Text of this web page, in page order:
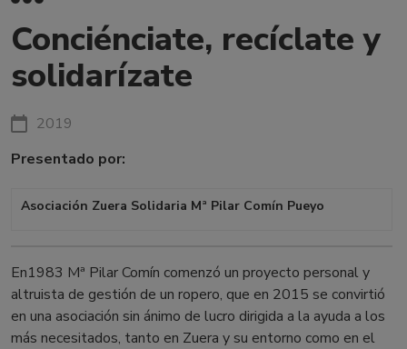
Conciénciate, recíclate y
solidarízate
2019
Presentado por:
Asociación Zuera Solidaria Mª Pilar Comín Pueyo
En1983 Mª Pilar Comín comenzó un proyecto personal y
altruista de gestión de un ropero, que en 2015 se convirtió
en una asociación sin ánimo de lucro dirigida a la ayuda a los
más necesitados, tanto en Zuera y su entorno como en el